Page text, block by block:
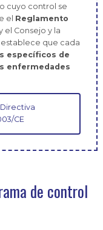
cuyo control se
el Reglamento
Consejo y la
establece que cada
específicos de
enfermedades
CE
de control